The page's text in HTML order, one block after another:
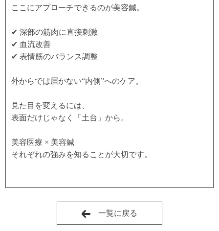
ここにアプローチできるのが美容鍼。
✔ 深部の筋肉に直接刺激
✔ 血流改善
✔ 表情筋のバランス調整
外からでは届かない“内側”へのケア。
見た目を変えるには、
表面だけじゃなく「土台」から。
美容医療 × 美容鍼
それぞれの強みを知ることが大切です。
一覧に戻る